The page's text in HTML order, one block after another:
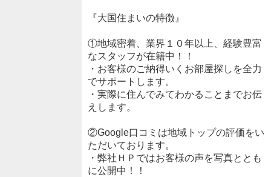
『大国住まいの特徴』
①地域密着、業界１０年以上、経験豊富
なスタッフが在籍中！！
・お客様のご納得いくお部屋探しを全力
でサポートします。
・実際に住んでみてわかることまでお伝
えします。
②Google口コミは地域トップの評価をい
ただいております。
・弊社ＨＰではお客様の声を写真ととも
に公開中！！